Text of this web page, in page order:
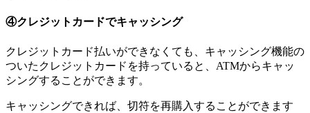
④クレジットカードでキャッシング
クレジットカード払いができなくても、キャッシング機能の
ついたクレジットカードを持っていると、ATMからキャッ
シングすることができます。
キャッシングできれば、切符を再購入することができます